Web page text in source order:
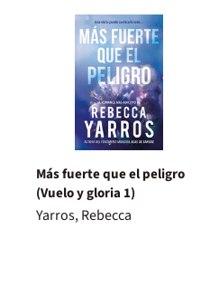
Más fuerte que el peligro
(Vuelo y gloria 1)
Yarros, Rebecca